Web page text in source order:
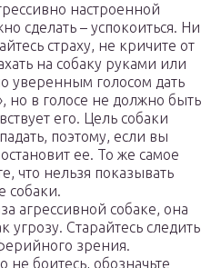
настроенной
сделать – успокоиться. Ни
страху, не кричите от
на собаку руками или
уверенным голосом дать
но в голосе не должно быть
его. Цель собаки
поэтому, если вы
ее. То же самое
что нельзя показывать
собаки.
агрессивной собаке, она
угрозу. Старайтесь следить
зрения.
не боитесь, обозначьте